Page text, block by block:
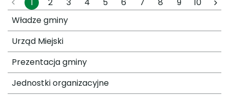
Władze gminy
Urząd Miejski
Prezentacja gminy
Jednostki organizacyjne